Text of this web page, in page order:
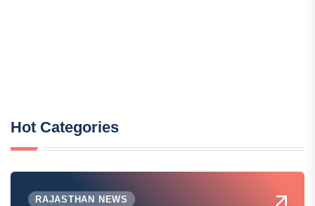
Hot Categories
RAJASTHAN NEWS